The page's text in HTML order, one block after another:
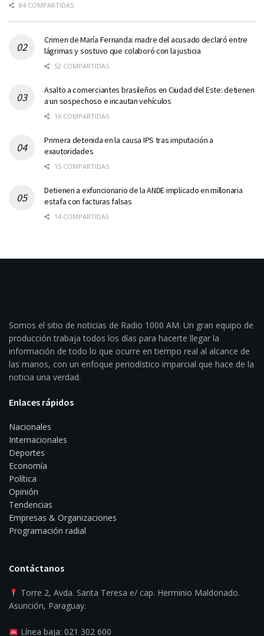
84 COMPARTIDAS
Crimen de María Fernanda: madre del acusado declaró entre
lágrimas y sostuvo que colaboró con la justicia
52 COMPARTIDAS
Asalto a comerciantes brasileños en Ciudad del Este: detienen
a un sospechoso e incautan vehículos
16 COMPARTIDAS
Primera detenida en la causa IPS tras imputación a
exautoridades
15 COMPARTIDAS
Detienen a exfuncionario de la ANDE implicado en millonaria
estafa con facturas falsas
14 COMPARTIDAS
Somos el sitio de noticias de Radio 1000 AM. Un gran equipo de
producción trabaja todos los días para hacerte llegar la
información de todo lo que ocurre en tiempo real al alcance de
las manos, con un enfoque periodístico imparcial que hace de la
noticia una verdad.
Enlaces rápidos
Nacionales
Internacionales
Deportes
Economía
Política
Opinión
Tendencias
Empresas & Organizaciones
Programación radial
Contáctanos
Torre 2, Avda. Santa Teresa e/ cap. Herminio Maldonado.
Asunción, Paraguay.
Línea baja: 021 302 600